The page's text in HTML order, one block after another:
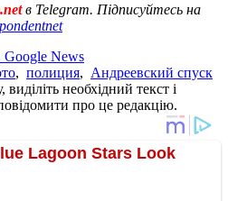
в Telegram. Підписуйтесь на
Google News
, полиция, Андреевский спуск
необхідний текст і
про це редакцію.